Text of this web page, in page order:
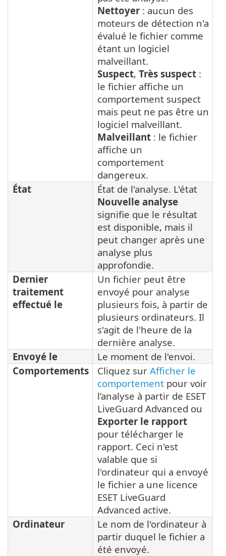
Nettoyer : aucun des
moteurs de détection n'a
évalué le fichier comme
étant un logiciel
malveillant.
Suspect, Très suspect :
le fichier affiche un
comportement suspect
mais peut ne pas être un
logiciel malveillant.
Malveillant : le fichier
affiche un
comportement
dangereux.
État
État de l'analyse. L'état
Nouvelle analyse
signifie que le résultat
est disponible, mais il
peut changer après une
analyse plus
approfondie.
Dernier
traitement
effectué le
Un fichier peut être
envoyé pour analyse
plusieurs fois, à partir de
plusieurs ordinateurs. Il
s'agit de l'heure de la
dernière analyse.
Envoyé le
Le moment de l'envoi.
Comportements
Cliquez sur Afficher le
comportement pour voir
l’analyse à partir de ESET
LiveGuard Advanced ou
Exporter le rapport
pour télécharger le
rapport. Ceci n'est
valable que si
l'ordinateur qui a envoyé
le fichier a une licence
ESET LiveGuard
Advanced active.
Ordinateur
Le nom de l'ordinateur à
partir duquel le fichier a
été envoyé.